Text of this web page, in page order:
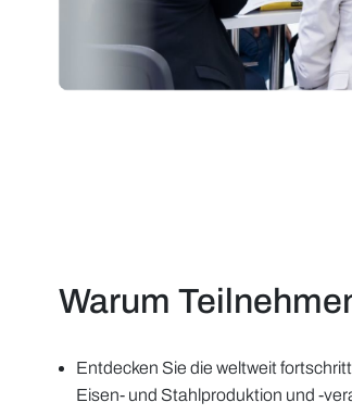
Warum
Entdecken Sie die weltweit
Eisen- und Stahlproduktion und -